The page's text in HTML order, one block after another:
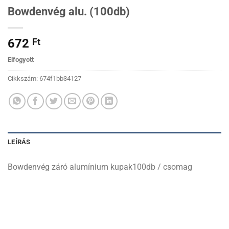
Bowdenvég alu. (100db)
672 Ft
Elfogyott
Cikkszám: 674f1bb34127
LEÍRÁS
Bowdenvég záró alumínium kupak100db / csomag